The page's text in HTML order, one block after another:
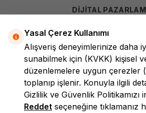
DİJİTAL
LokmanAVM
Yasal Çerez Kullanımı
Alışveriş deneyimlerinize daha
sunabilmek için (KVKK) kişisel
düzenlemelere uygun çerezler
toplanıp işlenir. Konuyla ilgili
Gizlilik ve Güvenlik Politikamızı
Reddet seçeneğine tıklamanız